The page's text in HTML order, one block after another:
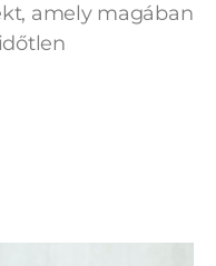
amely magában